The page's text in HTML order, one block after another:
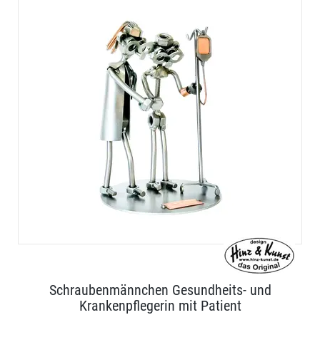
Schraubenmännchen Gesundheits- und
Krankenpflegerin mit Patient